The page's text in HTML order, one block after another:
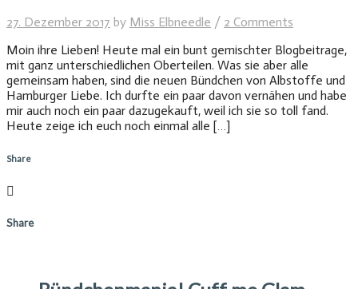
27. Dezember 2017 by Miss Elbneedle / 2 Comments
Moin ihre Lieben! Heute mal ein bunt gemischter Blogbeitrage,
mit ganz unterschiedlichen Oberteilen. Was sie aber alle
gemeinsam haben, sind die neuen Bündchen von Albstoffe und
Hamburger Liebe. Ich durfte ein paar davon vernähen und habe
mir auch noch ein paar dazugekauft, weil ich sie so toll fand.
Heute zeige ich euch noch einmal alle […]
Share
Share